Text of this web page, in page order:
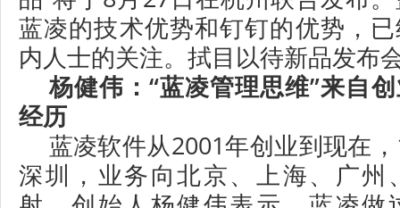
蓝凌的技术优势和钉钉的优势，
内人士的关注。拭目以待新品发布
杨健伟 ：“蓝凌管理思维”来自
经历
蓝凌软件从2001年创业到现在
深圳，业务向北京、上海、广州